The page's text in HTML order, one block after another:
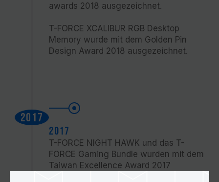
awards 2018 ausgezeichnet.
T-FORCE XCALIBUR RGB Desktop
Memory wurde mit dem Golden Pin
Design Award 2018 ausgezeichnet.
2017
2017
T-FORCE NIGHT HAWK und das T-
FORCE Gaming Bundle wurden mit dem
Taiwan Excellence Award 2017